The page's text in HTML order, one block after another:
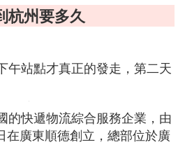
杭州要多久
午站點才真正的發走，第二天
的快遞物流綜合服務企業，由
在廣東順德創立，總部位於廣